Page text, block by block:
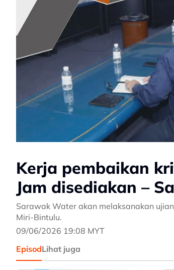
Kerja pembaikan
Jam disediakan –
Sarawak Water akan melaksanakan
Miri-Bintulu.
09/06/2026 19:08 MYT
EpisodLihat juga